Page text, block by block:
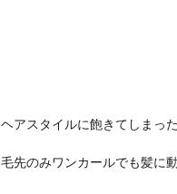
ヘアスタイルに飽きてしまっ
毛先のみワンカールでも髪に